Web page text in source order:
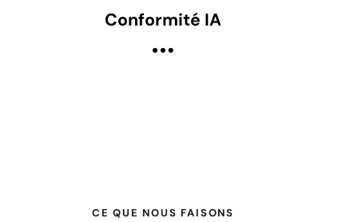
Conformité IA
CE QUE NOUS FAISONS